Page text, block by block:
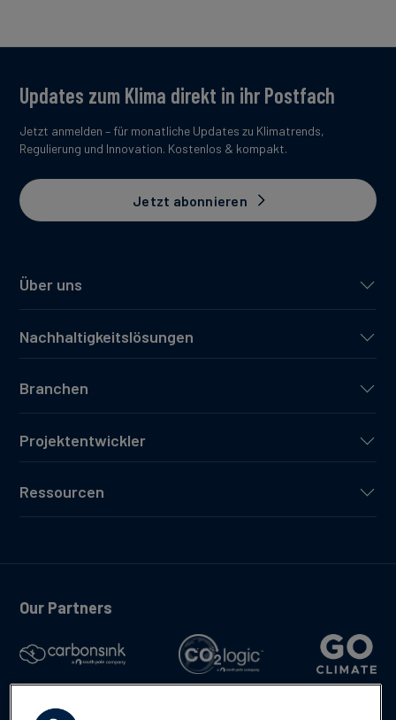
Über uns
Nachhaltigkeitslösungen
Branchen
Projektentwickler
Ressourcen
Updates zum Klima direkt in ihr Postfach
Jetzt anmelden – für monatliche Updates zu Klimatrends,
Regulierung und Innovation. Kostenlos & kompakt.
Jetzt abonnieren
Our Partners